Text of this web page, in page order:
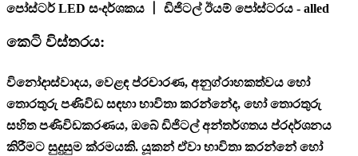
පෝස්ටර් LED සංදර්ශකය 丨 ඩිජිටල් ඊයම් පෝස්ටරය - alled
කෙටි විස්තරය:
විනෝදාස්වාදය, වෙළඳ ප්රචාරණ, අනුග්රාහකත්වය හෝ
තොරතුරු පණිවිඩ සඳහා භාවිතා කරන්නේද, හෝ තොරතුරු
සහිත පණිවිඩකරණය, ඔබේ ඩිජිටල් අන්තර්ගතය ප්රදර්ශනය
කිරීමට සුදුසුම ක්රමයකි. යූකන් ඒවා භාවිතා කරන්නේ හෝ